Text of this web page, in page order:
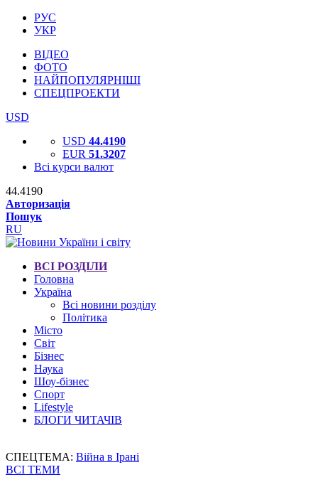
РУС
УКР
ВІДЕО
ФОТО
НАЙПОПУЛЯРНІШІ
СПЕЦПРОЕКТИ
USD
USD 44.4190
EUR 51.3207
Всі курси валют
44.4190
Авторизація
Пошук
RU
ВСІ РОЗДІЛИ
Головна
Україна
Всі новини розділу
Політика
Місто
Світ
Бізнес
Наука
Шоу-бізнес
Спорт
Lifestyle
БЛОГИ ЧИТАЧІВ
СПЕЦТЕМА: Війна в Ірані
ВСІ ТЕМИ